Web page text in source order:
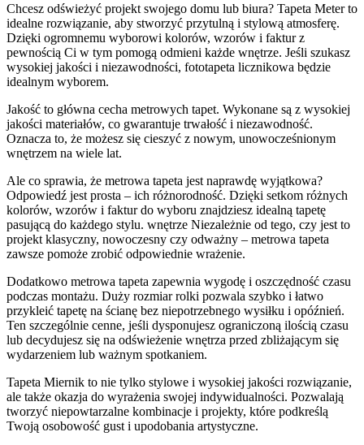
Chcesz odświeżyć projekt swojego domu lub biura? Tapeta Meter to
idealne rozwiązanie, aby stworzyć przytulną i stylową atmosferę.
Dzięki ogromnemu wyborowi kolorów, wzorów i faktur z
pewnością Ci w tym pomogą odmieni każde wnętrze. Jeśli szukasz
wysokiej jakości i niezawodności, fototapeta licznikowa będzie
idealnym wyborem.
Jakość to główna cecha metrowych tapet. Wykonane są z wysokiej
jakości materiałów, co gwarantuje trwałość i niezawodność.
Oznacza to, że możesz się cieszyć z nowym, unowocześnionym
wnętrzem na wiele lat.
Ale co sprawia, że metrowa tapeta jest naprawdę wyjątkowa?
Odpowiedź jest prosta – ich różnorodność. Dzięki setkom różnych
kolorów, wzorów i faktur do wyboru znajdziesz idealną tapetę
pasującą do każdego stylu. wnętrze Niezależnie od tego, czy jest to
projekt klasyczny, nowoczesny czy odważny – metrowa tapeta
zawsze pomoże zrobić odpowiednie wrażenie.
Dodatkowo metrowa tapeta zapewnia wygodę i oszczędność czasu
podczas montażu. Duży rozmiar rolki pozwala szybko i łatwo
przykleić tapetę na ścianę bez niepotrzebnego wysiłku i opóźnień.
Ten szczególnie cenne, jeśli dysponujesz ograniczoną ilością czasu
lub decydujesz się na odświeżenie wnętrza przed zbliżającym się
wydarzeniem lub ważnym spotkaniem.
Tapeta Miernik to nie tylko stylowe i wysokiej jakości rozwiązanie,
ale także okazja do wyrażenia swojej indywidualności. Pozwalają
tworzyć niepowtarzalne kombinacje i projekty, które podkreślą
Twoją osobowość gust i upodobania artystyczne.